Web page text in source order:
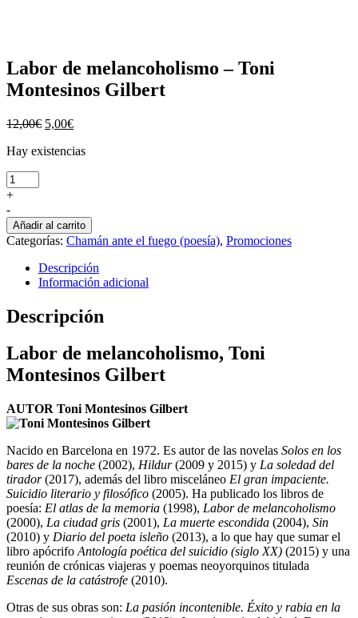
Labor de melancoholismo – Toni
Montesinos Gilbert
12,00€ El
original
5,00€El
actual
Hay existencias
Labor
de
-
Toni
Montesinos
Gilbert
cantidad
+
-
Añadir al carrito
Categorías: Chamán ante el fuego (poesía), Promociones
Descripción
Información adicional
Descripción
Labor de melancoholismo, Toni
Montesinos Gilbert
AUTOR Toni Montesinos Gilbert
Nacido en Barcelona en 1972. Es autor de las novelas Solos en los
bares de la noche (2002), Hildur(2009 y 2015) y La soledad del
tirador(2017), además del libro misceláneo El gran impaciente.
Suicidio literario y filosófico (2005). Ha publicado los libros de
poesía: El atlas de la memoria (1998), Labor de melancoholismo
(2000), La ciudad gris (2001), La muerte escondida (2004), Sin
(2010) y Diario del poeta isleño (2013), a lo que hay que sumar el
libro apócrifo Antología poética del suicidio (siglo XX) (2015) y una
reunión de crónicas viajeras y poemas neoyorquinos titulada
Escenas de la catástrofe (2010).
Otras de sus obras son: La pasión incontenible. Éxito y rabia en la